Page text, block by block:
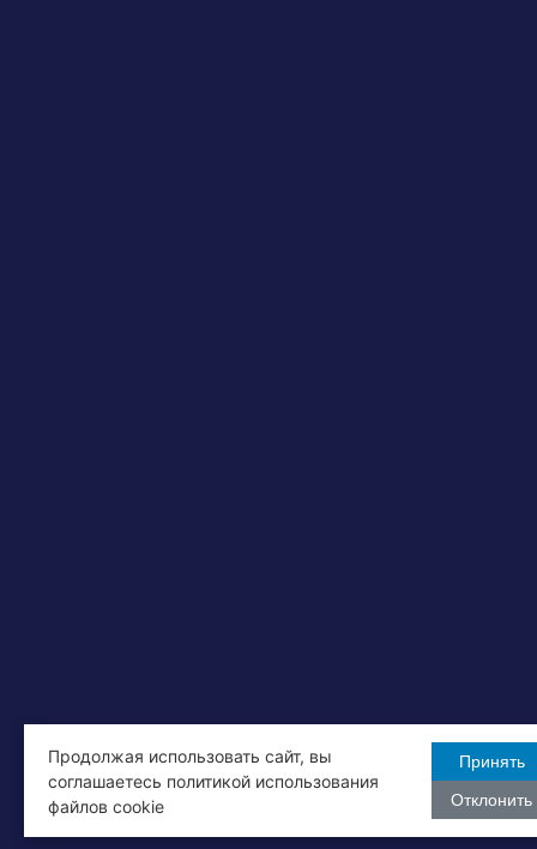
Продолжая использовать сайт, вы
соглашаетесь политикой использования
файлов cookie
Принять
Отклонить